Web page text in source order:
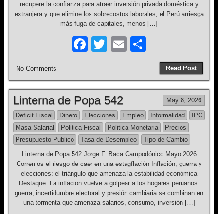
recupere la confianza para atraer inversión privada doméstica y
extranjera y que elimine los sobrecostos laborales, el Perú arriesga
más fuga de capitales, menos […]
F
e
b
o
o
k
T
er
E
ar
e
Read Post
No Comments
Linterna de Popa 542 May 8, 2026
Deficit Fiscal Dinero Elecciones Empleo Informalidad
IPC
Masa Salarial
Politica Fiscal Politica Monetaria
Precios
Presupuesto Publico
Tasa de Desempleo
Tipo de Cambio
Linterna de Popa 542 Jorge F. Baca Campodónico Mayo 2026
Corremos el riesgo de caer en una estagflación Inflación, guerra y
elecciones: el triángulo que amenaza la estabilidad económica
Destaque: La inflación vuelve a golpear a los hogares peruanos:
guerra, incertidumbre electoral y presión cambiaria se combinan en
una tormenta que amenaza salarios, consumo, inversión […]